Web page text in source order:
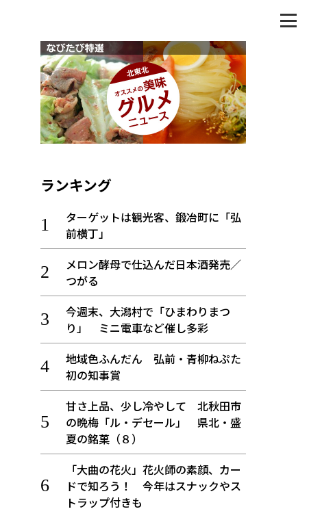
ランキング
ターゲットは観光客、鍛冶町に「弘
前横丁」
メロン酵母で仕込んだ日本酒発売／
つがる
今週末、大潟村で「ひまわりまつ
り」 ミニ電車など催し多彩
地域色ふんだん 弘前・青柳ねぷた
初の知事賞
甘さ上品、少し冷やして 北秋田市
の晩梅「ル・デセール」 県北・盛
夏の銘菓（８）
「大曲の花火」花火師の素顔、カー
ドで知ろう！ 今年はスナックやス
トラップ付きも